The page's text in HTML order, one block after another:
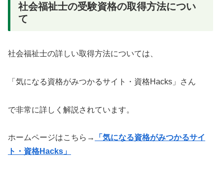
社会福祉士の受験資格の取得方法につい
て
社会福祉士の詳しい取得方法については、
「気になる資格がみつかるサイト・資格Hacks」さん
で非常に詳しく解説されています。
ホームページはこちら→
「気になる資格がみつかるサイ
ト・資格Hacks」